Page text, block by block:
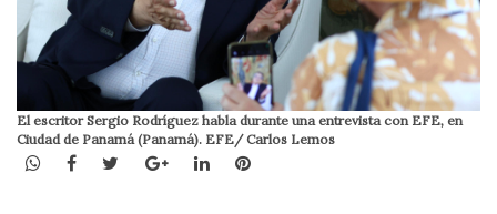
El escritor Sergio Rodríguez habla durante una entrevista con EFE, en
Ciudad de Panamá (Panamá). EFE/ Carlos Lemos
WhatsApp
Facebook
TwitterGoogle+LinkedInPinterest